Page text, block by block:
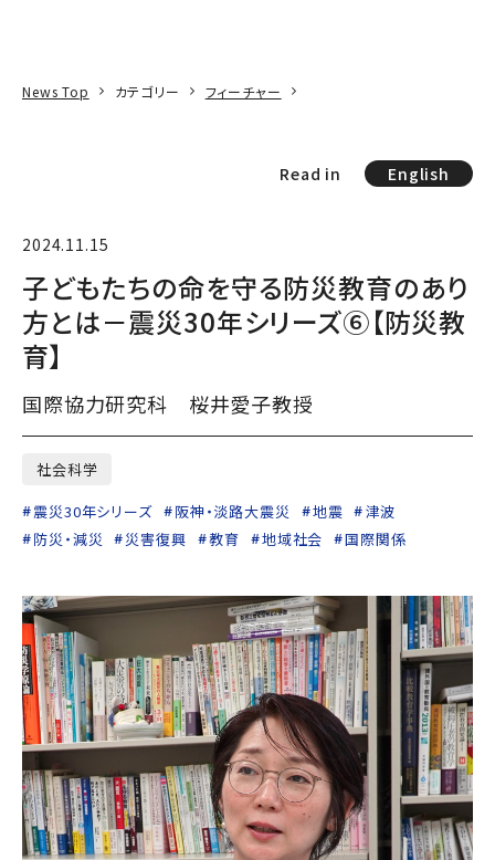
News Top カテゴリー フィーチャー
Read in English
2024.11.15
子どもたちの命を守る防災教育のあり
方とは－震災30年シリーズ⑥【防災教
育】
国際協力研究科 桜井愛子教授
社会科学
震災30年シリーズ
阪神・淡路大震災 地震
津波
防災・減災
災害復興 教育 地域社会 国際関係